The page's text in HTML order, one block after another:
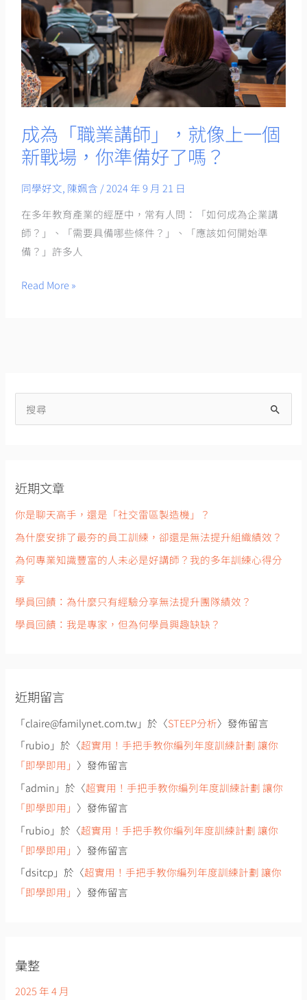
成為「職業講師」，就像上一個
新戰場，你準備好了嗎？
同學好文, 陳姵含 /2024 年 9 月 21 日
在多年教育產業的經歷中，常有人問：「如何成為企業講
師？」、「需要具備哪些條件？」、「應該如何開始準
備？」許多人
講
師」，
就
像
上
一
新
戰
準
備
好
嗎？
Read More »
字
:
近期文章
你是聊天高手，還是「社交雷區製造機」？
為什麼安排了最夯的員工訓練，卻還是無法提升組織績效？
為何專業知識豐富的人未必是好講師？我的多年訓練心得分
享
學員回饋：為什麼只有經驗分享無法提升團隊績效？
學員回饋：我是專家，但為何學員興趣缺缺？
近期留言
「claire@familynet.com.tw」於〈STEEP分析〉發佈留言
「rubio 」於〈超實用！手把手教你編列年度訓練計劃 讓你
「即學即用」 〉發佈留言
「admin 」於〈超實用！手把手教你編列年度訓練計劃 讓你
「即學即用」 〉發佈留言
「rubio 」於〈超實用！手把手教你編列年度訓練計劃 讓你
「即學即用」 〉發佈留言
「dsitcp 」於〈超實用！手把手教你編列年度訓練計劃 讓你
「即學即用」 〉發佈留言
彙整
2025 年 4 月